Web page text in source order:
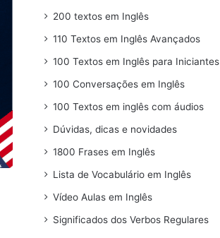
200 textos em Inglês
110 Textos em Inglês Avançados
100 Textos em Inglês para Iniciantes
100 Conversações em Inglês
100 Textos em inglês com áudios
Dúvidas, dicas e novidades
1800 Frases em Inglês
Lista de Vocabulário em Inglês
Vídeo Aulas em Inglês
Significados dos Verbos Regulares